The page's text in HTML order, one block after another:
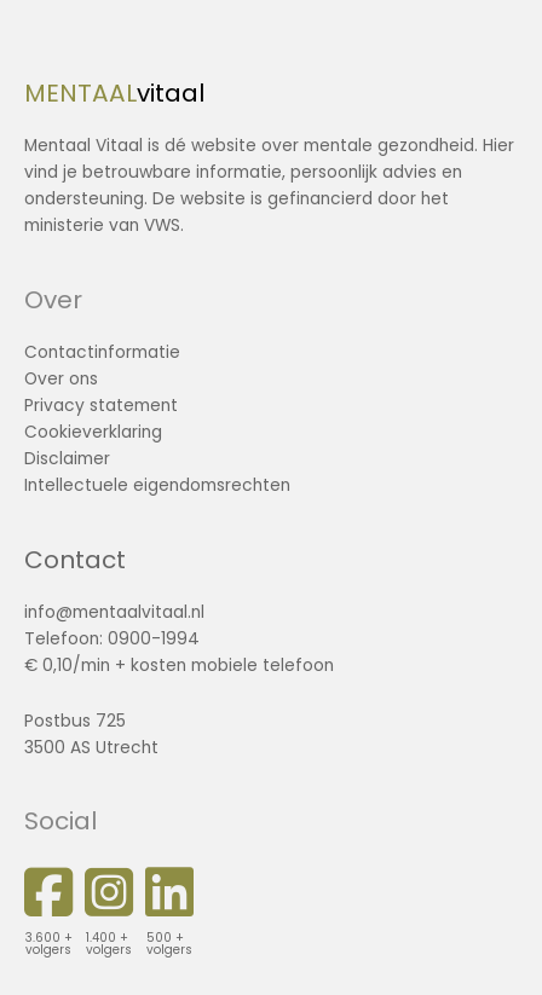
MENTAALvitaal
Mentaal Vitaal is dé website over mentale gezondheid. Hier
vind je betrouwbare informatie, persoonlijk advies en
ondersteuning. De website is gefinancierd door het
ministerie van VWS.
Over
Contactinformatie
Over ons
Privacy statement
Cookieverklaring
Disclaimer
Intellectuele eigendomsrechten
Contact
info@mentaalvitaal.nl
Telefoon: 0900-1994
€ 0,10/min + kosten mobiele telefoon
Postbus 725
3500 AS Utrecht
Social
3.600 +
volgers
1.400 +
volgers
500 +
volgers